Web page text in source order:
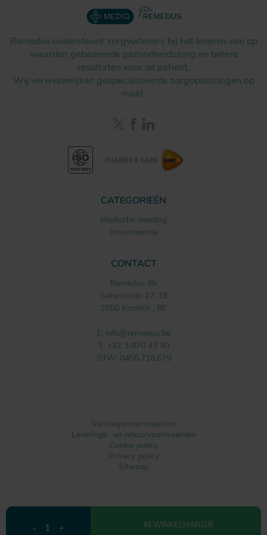
Remedus ondersteunt zorgverleners bij het leveren van op
waarden gebaseerde gezondheidszorg en betere
resultaten voor de patiënt.
Wij verwezenlijken gespecialiseerde zorgoplossingen op
maat.
CATEGORIEËN
Medische voeding
Incontinentie
CONTACT
Remedus Bv
Satenrozen 17-19
2550 Kontich , BE
E: info@remedus.be
T: +32 3 870 43 90
BTW: 0456.716.679
Verkoopsvoorwaarden
Leverings- en retourvoorwaarden
Cookie policy
Privacy policy
Sitemap
Webdesign by IDcreation 2021
-
1 + IN WINKELMANDJE